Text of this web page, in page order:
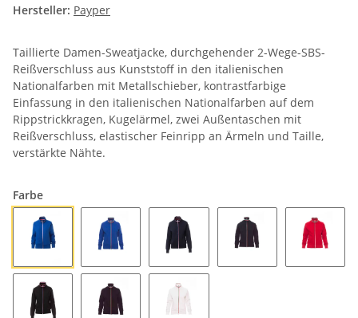
Hersteller: Payper
Taillierte Damen-Sweatjacke, durchgehender 2-Wege-SBS-
Reißverschluss aus Kunststoff in den italienischen
Nationalfarben mit Metallschieber, kontrastfarbige
Einfassung in den italienischen Nationalfarben auf dem
Rippstrickkragen, Kugelärmel, zwei Außentaschen mit
Reißverschluss, elastischer Feinripp an Ärmeln und Taille,
verstärkte Nähte.
Farbe
BLU ROYAL/FRANCIAKÖNIGSBLAU/ITALIENMARINEBLAU/FRANKREICH